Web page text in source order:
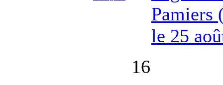
Pamiers
le 25
16